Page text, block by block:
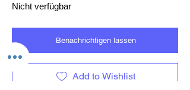
Nicht verfügbar
Benachrichtigen lassen
Add to Wishlist